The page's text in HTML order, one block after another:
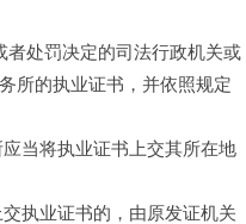
者处罚决定的司法行政机关或
所的执业证书，并依照规定
当将执业证书上交其所在地
执业证书的，由原发证机关